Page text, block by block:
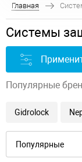
Главная
Системы
Популярные
Gidrolock